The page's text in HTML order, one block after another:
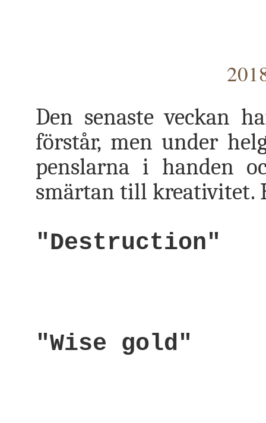
Den senaste veckan
förstår, men under
penslarna i handen
smärtan till kreativitet.
"Destruction"
"Wise gold"